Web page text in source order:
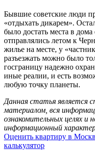
Бывшие советские люди
«отдыхать дикарем».
было достать места в
отправлялись летом к
жилье на месте, у
разъезжать можно было
госграницу надежно
иные реалии, и есть
любую точку планеты.
Данная статья является
материалом, вся
ознакомительных целях и
информационный
Оценить квартиру в
калькулятор